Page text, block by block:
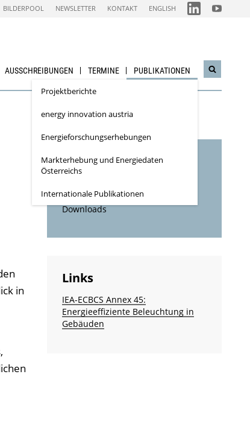
BILDERPOOL NEWSLETTER KONTAKT ENGLISH FOLGEN
SIE
FOLGEN
SIE
AUSSCHREIBUNGEN TERMINE PUBLIKATIONEN
Projektberichte
energy innovation austria
Energieforschungs­erhebungen
Markterhebung und Energiedaten
Österreichs
Internationale Publikationen
in
Inhaltsverzeichnis
Inhaltsbeschreibung
Downloads
Links
IEA-ECBCS Annex 45:
Energieeffiziente Beleuchtung in
Gebäuden